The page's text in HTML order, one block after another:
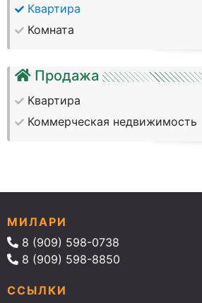
Квартира
Комната
Продажа
Квартира
Коммерческая недвижимость
МИЛАРИ
8 (909) 598-0738
8 (909) 598-8850
ССЫЛКИ